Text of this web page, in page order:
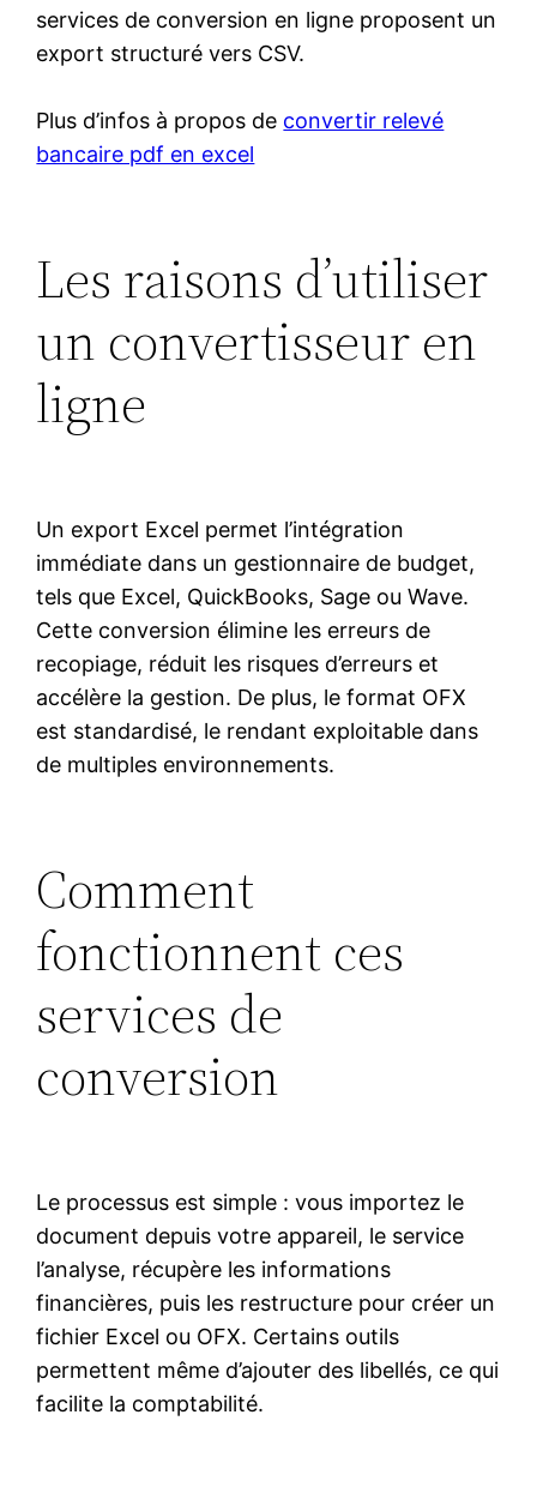
services de conversion en ligne proposent un
export structuré vers CSV.
Plus d’infos à propos de convertir relevé
bancaire pdf en excel
Les raisons d’utiliser
un convertisseur en
ligne
Un export Excel permet l’intégration
immédiate dans un gestionnaire de budget,
tels que Excel, QuickBooks, Sage ou Wave.
Cette conversion élimine les erreurs de
recopiage, réduit les risques d’erreurs et
accélère la gestion. De plus, le format OFX
est standardisé, le rendant exploitable dans
de multiples environnements.
Comment
fonctionnent ces
services de
conversion
Le processus est simple : vous importez le
document depuis votre appareil, le service
l’analyse, récupère les informations
financières, puis les restructure pour créer un
fichier Excel ou OFX. Certains outils
permettent même d’ajouter des libellés, ce qui
facilite la comptabilité.